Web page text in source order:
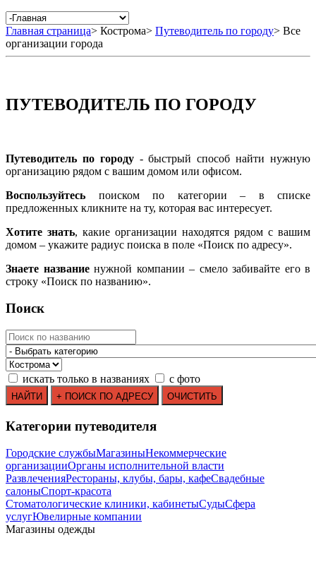
Главная страница> Кострома> Путеводитель по городу> Все
организации города
ПУТЕВОДИТЕЛЬ ПО ГОРОДУ
Путеводитель по городу- быстрый способ найти нужную
организацию рядом с вашим домом или офисом.
Воспользуйтесь поиском по категории – в списке
предложенных кликните на ту, которая вас интересует.
Хотите знать, какие организации находятся рядом с вашим
домом – укажите радиус поиска в поле «Поиск по адресу».
Знаете названиенужной компании – смело забивайте его в
строку «Поиск по названию».
Поиск
искать только в названиях с фото
Категории путеводителя
Городские службыМагазиныНекоммерческие
организацииОрганы исполнительной власти
РазвлеченияРестораны, клубы, бары, кафеСвадебные
салоныСпорт-красота
Стоматологические клиники, кабинетыСудыСфера
услугЮвелирные компании
Mагазины одежды